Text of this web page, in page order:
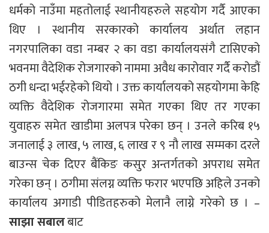
धर्मको नाउँमा महतोलाई स्थानीयहरुले सहयोग गर्दै आएका
थिए । स्थानीय सरकारको कार्यालय अर्थात लहान
नगरपालिका वडा नम्बर २ का वडा कार्यालयसंगै टासिएको
भवनमा वैदेशिक रोजगारको नाममा अवैध कारोवार गर्दै करोडौं
ठगी धन्दा भईरहेको थियो । उक्त कार्यालयको सहयोगमा केहि
व्यक्ति वैदेशिक रोजगारमा समेत गएका थिए तर गएका
युवाहरु समेत खाडीमा अलपत्र परेका छन् । उनले करिब १५
जनालाई ३ लाख, ५ लाख, ६ लाख र ९ नौ लाख सम्मका दरले
बाउन्स चेक दिएर बैंकिङ कसुर अन्तर्गतको अपराध समेत
गरेका छन् । ठगीमा संलग्न व्यक्ति फरार भएपछि अहिले उनको
कार्यालय अगाडी पीडितहरुको मेलानै लाग्ने गरेको छ । –
साझा सबालबाट